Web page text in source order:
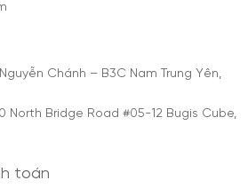
Chánh – B3C Nam Trung Yên,
North Bridge Road #05-12 Bugis Cube,
toán